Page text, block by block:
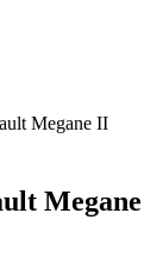
Megane II
Megane